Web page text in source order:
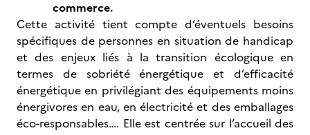
commerce.
Cette activité tient compte d’éventuels besoins
spécifiques de personnes en situation de handicap
et des enjeux liés à la transition écologique en
termes de sobriété énergétique et d’efficacité
énergétique en privilégiant des équipements moins
énergivores en eau, en électricité et des emballages
éco-responsables…. Elle est centrée sur l’accueil des